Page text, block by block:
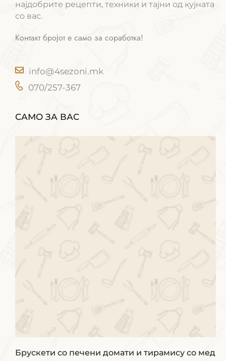
најдобрите рецепти, техники и тајни од кујната
со вас.
Контакт бројот е само за соработка!
info@4sezoni.mk
070/257-367
САМО ЗА ВАС
Брускети со печени домати и тирамису со мед